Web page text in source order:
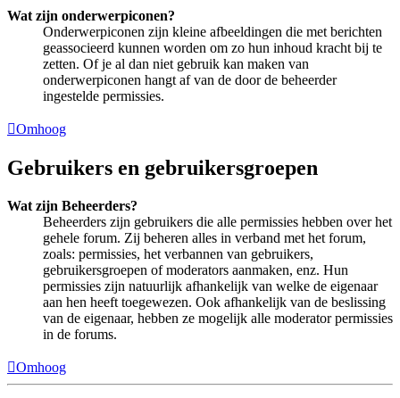
Wat zijn onderwerpiconen?
Onderwerpiconen zijn kleine afbeeldingen die met berichten
geassocieerd kunnen worden om zo hun inhoud kracht bij te
zetten. Of je al dan niet gebruik kan maken van
onderwerpiconen hangt af van de door de beheerder
ingestelde permissies.
Omhoog
Gebruikers en gebruikersgroepen
Wat zijn Beheerders?
Beheerders zijn gebruikers die alle permissies hebben over het
gehele forum. Zij beheren alles in verband met het forum,
zoals: permissies, het verbannen van gebruikers,
gebruikersgroepen of moderators aanmaken, enz. Hun
permissies zijn natuurlijk afhankelijk van welke de eigenaar
aan hen heeft toegewezen. Ook afhankelijk van de beslissing
van de eigenaar, hebben ze mogelijk alle moderator permissies
in de forums.
Omhoog